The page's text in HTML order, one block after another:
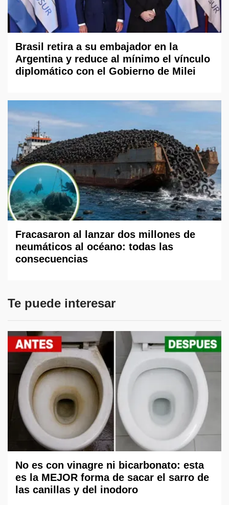
Brasil retira a su embajador en la
Argentina y reduce al mínimo el vínculo
diplomático con el Gobierno de Milei
Fracasaron al lanzar dos millones de
neumáticos al océano: todas las
consecuencias
Te puede interesar
No es con vinagre ni bicarbonato: esta
es la MEJOR forma de sacar el sarro de
las canillas y del inodoro